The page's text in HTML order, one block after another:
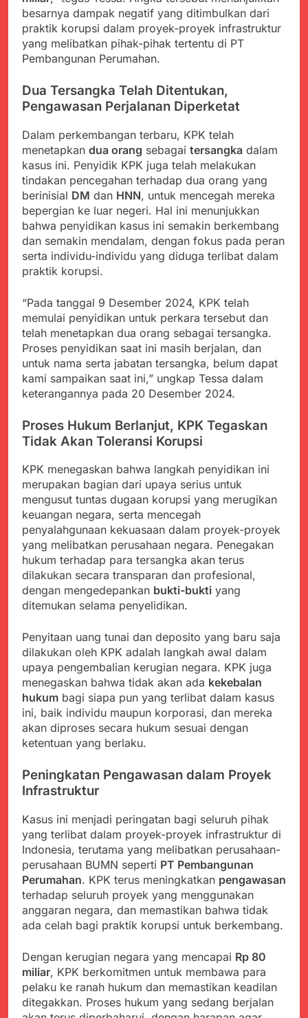
Data MBG Hampir
Rampung
Bobby Maulana Pastikan
Kawasan Kuliner Ahmad
Yani Tetap Bersih,
Pemkot Sukabumi
Pedagang dan
Pengelolaan Sampah
Agustus 6, 2026
Ribuan Warga Padati
Sedunia di Cibadak,
PDIP Tegaskan ASI
adalah Investasi
Peradaban dan Upaya
Cegah Stunting
Agustus 6, 2026
Wujud Kepedulian Polri,
Koordinasikan dan
Berangkatkan Empat
Korban Kebakaran KMP
Mutiara Sentosa 2 ke
Posko Pusat Tg. Perak
Surabaya
Agustus 5, 2026
SMA Negeri Nyalindung
Sukabumi Diduga
Lakukan Pungutan
melalui Komite Sekolah,
Disorot karena Dinilai
Bertentangan dengan
Edaran Disdik Jabar
Agustus 4, 2026
Ketua Umum FSP
Maritim Indonesia
Bantah Isu Mogok
Nasional TKBM: “Belum
Ada Keputusan Resmi”
Agustus 3, 2026
besarnya dampak negatif yang ditimbulkan dari
praktik korupsi dalam proyek-proyek infrastruktur
yang melibatkan pihak-pihak tertentu di PT
Pembangunan Perumahan.
Dua Tersangka Telah Ditentukan,
Pengawasan Perjalanan Diperketat
Dalam perkembangan terbaru, KPK telah
menetapkan dua orang sebagai tersangka dalam
kasus ini. Penyidik KPK juga telah melakukan
tindakan pencegahan terhadap dua orang yang
berinisial DM dan HNN, untuk mencegah mereka
bepergian ke luar negeri. Hal ini menunjukkan
bahwa penyidikan kasus ini semakin berkembang
dan semakin mendalam, dengan fokus pada peran
serta individu-individu yang diduga terlibat dalam
praktik korupsi.
“Pada tanggal 9 Desember 2024, KPK telah
memulai penyidikan untuk perkara tersebut dan
telah menetapkan dua orang sebagai tersangka.
Proses penyidikan saat ini masih berjalan, dan
untuk nama serta jabatan tersangka, belum dapat
kami sampaikan saat ini,” ungkap Tessa dalam
keterangannya pada 20 Desember 2024.
Proses Hukum Berlanjut, KPK Tegaskan
Tidak Akan Toleransi Korupsi
KPK menegaskan bahwa langkah penyidikan ini
merupakan bagian dari upaya serius untuk
mengusut tuntas dugaan korupsi yang merugikan
keuangan negara, serta mencegah
penyalahgunaan kekuasaan dalam proyek-proyek
yang melibatkan perusahaan negara. Penegakan
hukum terhadap para tersangka akan terus
dilakukan secara transparan dan profesional,
dengan mengedepankan bukti-bukti yang
ditemukan selama penyelidikan.
Penyitaan uang tunai dan deposito yang baru saja
dilakukan oleh KPK adalah langkah awal dalam
upaya pengembalian kerugian negara. KPK juga
menegaskan bahwa tidak akan ada kekebalan
hukum bagi siapa pun yang terlibat dalam kasus
ini, baik individu maupun korporasi, dan mereka
akan diproses secara hukum sesuai dengan
ketentuan yang berlaku.
Peningkatan Pengawasan dalam Proyek
Infrastruktur
Kasus ini menjadi peringatan bagi seluruh pihak
yang terlibat dalam proyek-proyek infrastruktur di
Indonesia, terutama yang melibatkan perusahaan-
perusahaan BUMN seperti PT Pembangunan
Perumahan. KPK terus meningkatkan pengawasan
terhadap seluruh proyek yang menggunakan
anggaran negara, dan memastikan bahwa tidak
ada celah bagi praktik korupsi untuk berkembang.
Dengan kerugian negara yang mencapai Rp 80
miliar, KPK berkomitmen untuk membawa para
pelaku ke ranah hukum dan memastikan keadilan
ditegakkan. Proses hukum yang sedang berjalan